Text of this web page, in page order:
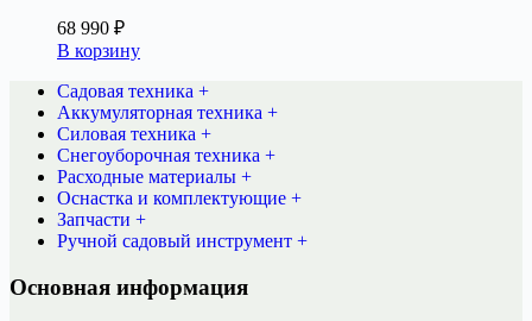
68 990 ₽
В корзину
Садовая техника +
Аккумуляторная техника +
Силовая техника +
Снегоуборочная техника +
Расходные материалы +
Оснастка и комплектующие +
Запчасти +
Ручной садовый инструмент +
Основная информация